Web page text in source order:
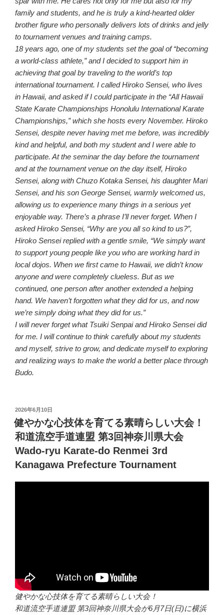
family and students, and he is truly a kind-hearted older
brother figure who personally delivers lots of drinks and jelly
to tournament venues and training camps.
18 years ago, one of my students set the goal of “becoming
a world-class athlete,” and I decided to support him in
achieving that goal by traveling to the world’s top
international tournament. I called Hiroko Sensei, who lives
in Hawaii, and asked if I could participate in the “All Hawaii
State Karate Championships Honolulu International Karate
Championships,” which she hosts every November. Hiroko
Sensei, despite never having met me before, was incredibly
kind and helpful, and both my student and I were able to
participate. At the seminar the day before the tournament
and at the tournament venue on the day itself, Hiroko
Sensei, along with Chuzo Kotaka Sensei, his daughter Mari
Sensei, and his son George Sensei, warmly welcomed us,
allowing us to experience many things in a serious yet
enjoyable way. There’s a phrase I’ll never forget. When I
asked Hiroko Sensei, “Why are you all so kind to us?”,
Hiroko Sensei replied with a gentle smile, “We simply want
to support young people like you who are working hard in
local dojos. When we first came to Hawaii, we didn’t know
anyone and were completely clueless. But as we
continued, one person after another extended a helping
hand. We haven’t forgotten what they did for us, and now
we’re simply doing what they did for us.”
I will never forget what Tsuiki Senpai and Hiroko Sensei did
for me. I will continue to think carefully about my students
and myself, strive to grow, and dedicate myself to exploring
and realizing ways to make the world a better place through
Budo.
投
稿
日:
2026年6月10日
健やかな心技体を育てる素晴らしい大会！
和道流空手道連盟 第3回神奈川県大会
Wado-ryu Karate-do Renmei 3rd
Kanagawa Prefecture Tournament
健やかな心技体を育てる素晴らしい大会！
和道流空手道連盟 第3回神奈川県大会が6月7日(日)に横浜